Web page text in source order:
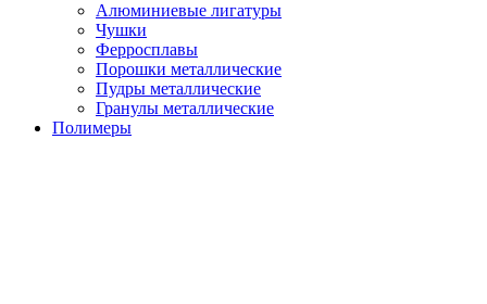
Алюминиевые лигатуры
Чушки
Ферросплавы
Порошки металлические
Пудры металлические
Гранулы металлические
Полимеры